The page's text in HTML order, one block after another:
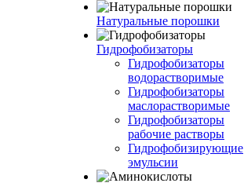
Натуральные порошки
Гидрофобизаторы
Гидрофобизаторы
водорастворимые
Гидрофобизаторы
маслорастворимые
Гидрофобизаторы
рабочие растворы
Гидрофобизирующие
эмульсии